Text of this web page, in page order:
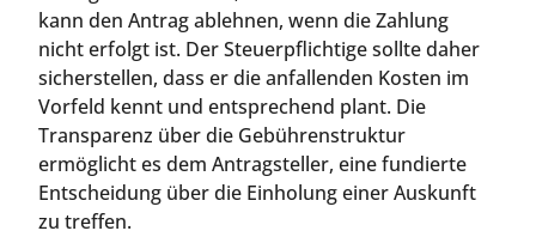
kann den Antrag ablehnen, wenn die Zahlung
nicht erfolgt ist. Der Steuerpflichtige sollte daher
sicherstellen, dass er die anfallenden Kosten im
Vorfeld kennt und entsprechend plant. Die
Transparenz über die Gebührenstruktur
ermöglicht es dem Antragsteller, eine fundierte
Entscheidung über die Einholung einer Auskunft
zu treffen.